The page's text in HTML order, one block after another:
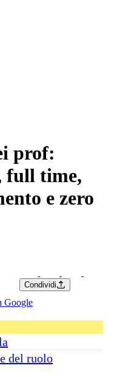
prof:
full time,
e zero
Condividi
Google
del ruolo